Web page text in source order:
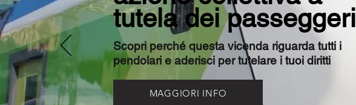
tutela dei passeggeri
Scopri perché questa vicenda riguarda tutti i
pendolari e aderisci per tutelare i tuoi diritti
MAGGIORI INFO